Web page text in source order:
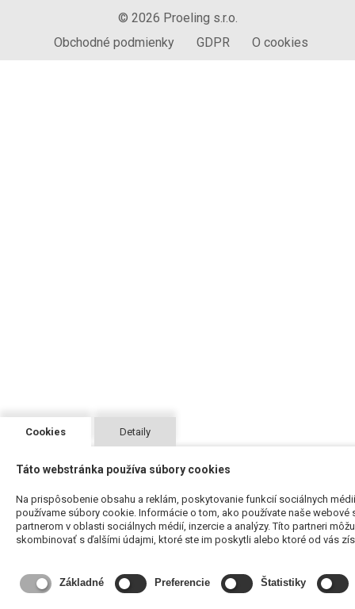
© 2026 Proeling s.r.o.
Obchodné podmienky
GDPR O cookies
Cookies Detaily
Táto webstránka používa súbory cookies
Na prispôsobenie obsahu a reklám, poskytovanie funkcií sociálnych
používame súbory cookie. Informácie o tom, ako používate naše webové
partnerom v oblasti sociálnych médií, inzercie a analýzy. Títo partneri
skombinovať s ďalšími údajmi, ktoré ste im poskytli alebo ktoré od vás
Základné Preferencie Štatistiky